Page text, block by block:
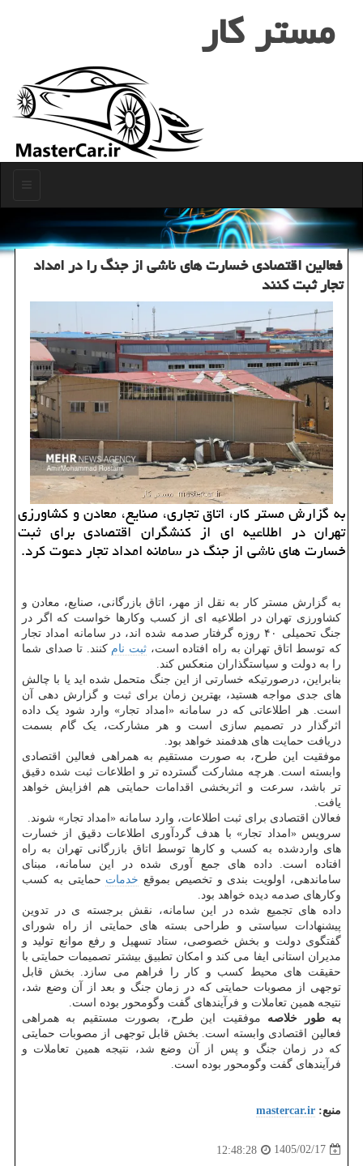
مستر كار
فعالین اقتصادی خسارت های ناشی از جنگ را در امداد
تجار ثبت کنند
به گزارش مستر کار، اتاق تجاری، صنایع، معادن و کشاورزی
تهران در اطلاعیه ای از کنشگران اقتصادی برای ثبت
خسارت های ناشی از جنگ در سامانه امداد تجار دعوت کرد.
به گزارش مستر کار به نقل از مهر، اتاق بازرگانی، صنایع، معادن و
کشاورزی تهران در اطلاعیه ای از کسب وکارها خواست که اگر در
جنگ تحمیلی ۴۰ روزه گرفتار صدمه شده اند، در سامانه امداد تجار
که توسط اتاق تهران به راه افتاده است، ثبت نام کنند. تا صدای شما
را به دولت و سیاستگذاران منعکس کند.
بنابراین، درصورتیکه خسارتی از این جنگ متحمل شده اید یا با چالش
های جدی مواجه هستید، بهترین زمان برای ثبت و گزارش دهی آن
است. هر اطلاعاتی که در سامانه «امداد تجار» وارد شود یک داده
اثرگذار در تصمیم سازی است و هر مشارکت، یک گام بسمت
دریافت حمایت های هدفمند خواهد بود.
موفقیت این طرح، به صورت مستقیم به همراهی فعالین اقتصادی
وابسته است. هرچه مشارکت گسترده تر و اطلاعات ثبت شده دقیق
تر باشد، سرعت و اثربخشی اقدامات حمایتی هم افزایش خواهد
یافت.
فعالان اقتصادی برای ثبت اطلاعات، وارد سامانه «امداد تجار» شوند.
سرویس «امداد تجار» با هدف گردآوری اطلاعات دقیق از خسارت
های واردشده به کسب و کارها توسط اتاق بازرگانی تهران به راه
افتاده است. داده های جمع آوری شده در این سامانه، مبنای
ساماندهی، اولویت بندی و تخصیص بموقع خدمات حمایتی به کسب
وکارهای صدمه دیده خواهد بود.
داده های تجمیع شده در این سامانه، نقش برجسته ی در تدوین
پیشنهادات سیاستی و طراحی بسته های حمایتی از راه شورای
گفتگوی دولت و بخش خصوصی، ستاد تسهیل و رفع موانع تولید و
مدیران استانی ایفا می کند و امکان تطبیق بیشتر تصمیمات حمایتی با
حقیقت های محیط کسب و کار را فراهم می سازد. بخش قابل
توجهی از مصوبات حمایتی که در زمان جنگ و بعد از آن وضع شد،
نتیجه همین تعاملات و فرآیندهای گفت وگومحور بوده است.
به طور خلاصه موفقیت این طرح، بصورت مستقیم به همراهی
فعالین اقتصادی وابسته است. بخش قابل توجهی از مصوبات حمایتی
که در زمان جنگ و پس از آن وضع شد، نتیجه همین تعاملات و
فرآیندهای گفت وگومحور بوده است.
منبع: mastercar.ir
1405/02/17
12:48:28